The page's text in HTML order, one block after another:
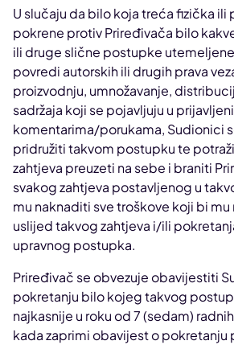
U slučaju da bilo koja treća fizička ili
pokrene protiv Priređivača bilo
ili druge slične postupke
povredi autorskih ili drugih prava
proizvodnju, umnožavanje,
sadržaja koji se pojavljuju u
komentarima/porukama, Sudionici
pridružiti takvom postupku te
zahtjeva preuzeti na sebe i braniti
svakog zahtjeva postavljenog u
mu naknaditi sve troškove koji bi
uslijed takvog zahtjeva i/ili
upravnog postupka.
Priređivač se obvezuje obavijestiti
pokretanju bilo kojeg takvog
najkasnije u roku od 7 (sedam)
kada zaprimi obavijest o pokretanju